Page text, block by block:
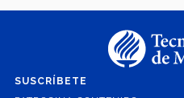
SUSCRÍBETE